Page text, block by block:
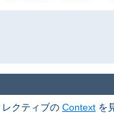
クティブの Context を